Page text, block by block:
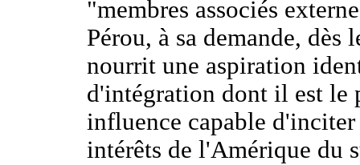
"membres associés
Pérou, à sa demande, dès
nourrit une aspiration
d'intégration dont il est le
influence capable
intérêts de l'Amérique du